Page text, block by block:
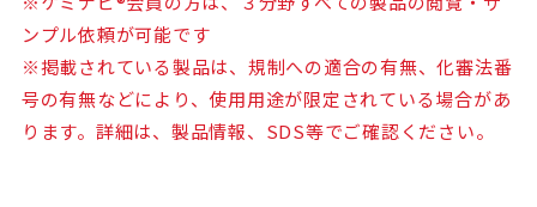
ンプル依頼が可能です
※掲載されている製品は、規制への適合の有無、化審法番
号の有無などにより、使用用途が限定されている場合があ
ります。詳細は、製品情報、SDS等でご確認ください。